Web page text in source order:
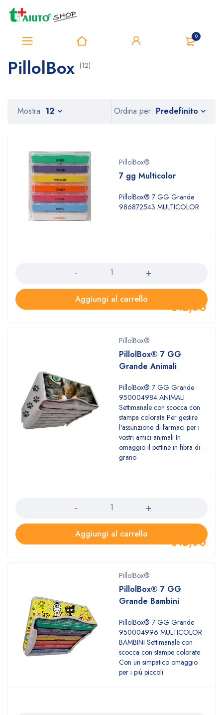
0
Home PillolBox
PillolBox (12)
Ordina per Predefinito
Mostra 12
PillolBox®
7 gg Multicolor
PillolBox® 7 GG Grande
986872543 MULTICOLOR
€15,90
Aggiungi al carrello
PillolBox®
PillolBox® 7 GG
Grande Animali
PillolBox® 7 GG Grande
950004984 ANIMALI
Settimanale con scocca con
stampa colorata Per gestire
l'assunzione di farmaci per i
vostri amici animali In
omaggio il pettine in fibra di
grano
€15,90
Aggiungi al carrello
PillolBox®
PillolBox® 7 GG
Grande Bambini
PillolBox® 7 GG Grande
950004996 MULTICOLOR
BAMBINI Settimanale con
scocca con stampe colorate
Con un simpatico omaggio
per i più piccoli